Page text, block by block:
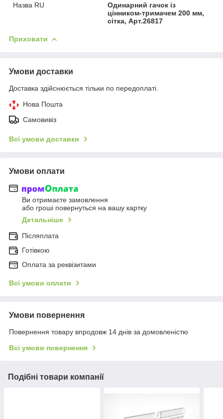
Назва RU
Одинарний гачок із
цінником-тримачем 200 мм,
сітка, Арт.26817
Приховати
Умови доставки
Доставка здійснюється тільки по передоплаті.
Нова Пошта
Самовивіз
Всі умови доставки
Умови оплати
Ви отримаєте замовлення
або гроші повернуться на вашу картку
Детальніше
Післяплата
Готівкою
Оплата за реквізитами
Всі умови оплати
Умови повернення
Повернення товару впродовж 14 днів за домовленістю
Всі умови повернення
Подібні товари компанії